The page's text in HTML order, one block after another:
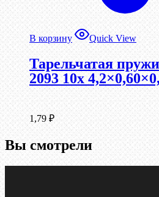
В корзину Quick View
Тарельчатая
2093 10x
1,79 ₽
Вы смотрели